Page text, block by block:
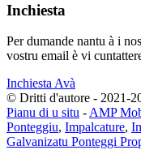
Inchiesta
Per dumande nantu à i
vostru email è vi
Inchiesta Avà
© Dritti d'autore - 2021-
Pianu di u situ - AMP
Ponteggiu, Impalcature,
Galvanizatu Ponteggi